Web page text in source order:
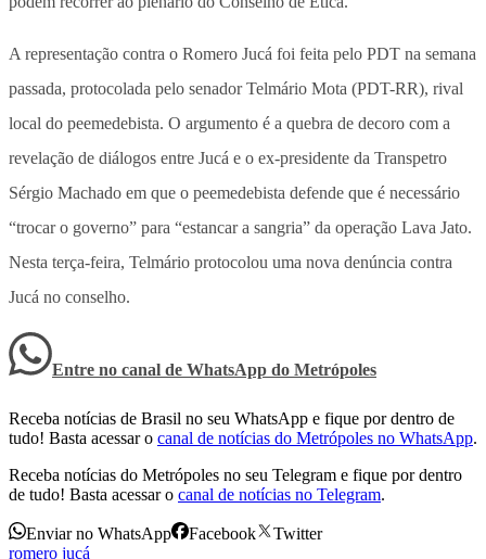
A representação contra o Romero Jucá foi feita pelo PDT na semana
passada, protocolada pelo senador Telmário Mota (PDT-RR), rival
local do peemedebista. O argumento é a quebra de decoro com a
revelação de diálogos entre Jucá e o ex-presidente da Transpetro
Sérgio Machado em que o peemedebista defende que é necessário
“trocar o governo” para “estancar a sangria” da operação Lava Jato.
Nesta terça-feira, Telmário protocolou uma nova denúncia contra
Jucá no conselho.
Entre no canal de WhatsApp do Metrópoles
Receba notícias de Brasil no seu WhatsApp e fique por dentro de
tudo! Basta acessar o canal de notícias do Metrópoles no WhatsApp.
Receba notícias do Metrópoles no seu Telegram e fique por dentro
de tudo! Basta acessar o canal de notícias no Telegram.
Enviar no WhatsApp Facebook
Twitter
romero jucá